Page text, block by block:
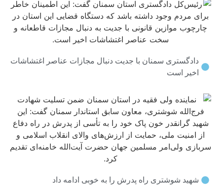
سمنان با جدیت دنبال مجازات عناصر اغتشاشات
است
شوشتری راه پدرش را به خوبی ادامه داد